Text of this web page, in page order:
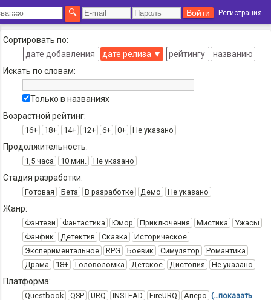
Регистрация
Сортировать по:
дате добавления
дате релиза ▼ рейтингу
названию
Искать по словам:
Только в названиях
Возрастной рейтинг:
16+ 18+ 14+ 12+ 6+ 0+ Не указано
Продолжительность:
1,5 часа 10 мин. Не указано
Стадия разработки:
Готовая Бета В разработке Демо Не указано
Жанр:
Фэнтези Фантастика Юмор Приключения Мистика
Ужасы
Фанфик
Детектив Сказка
Историческое
Экспериментальное
RPG Боевик Симулятор
Романтика
Драма
18+ Головоломка Детское Дистопия Не указано
Платформа:
Questbook QSP URQ INSTEAD FireURQ Аперо (…показать